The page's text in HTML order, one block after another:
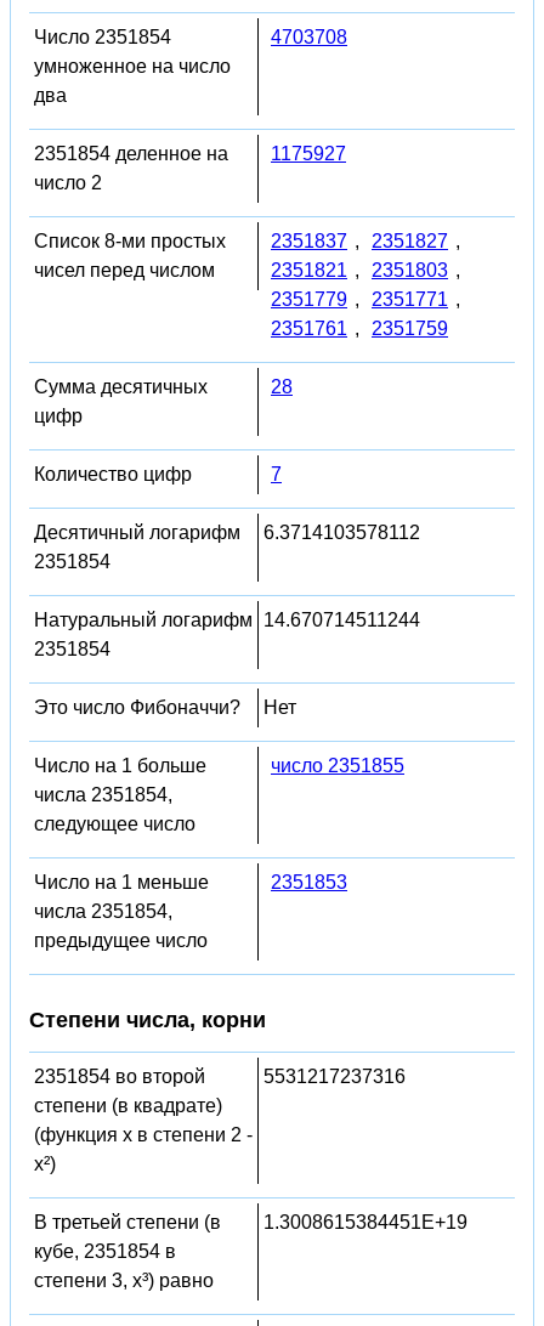
Число 2351854
умноженное на число
два
4703708
2351854 деленное на
число 2
1175927
Список 8-ми простых
чисел перед числом
2351837 , 2351827 ,
2351821 , 2351803 ,
2351779 , 2351771 ,
2351761 , 2351759
Сумма десятичных
цифр
28
Количество цифр 7
Десятичный логарифм
2351854
6.3714103578112
Натуральный логарифм
2351854
14.670714511244
Это число Фибоначчи? Нет
Число на 1 больше
числа 2351854,
следующее число
число 2351855
Число на 1 меньше
числа 2351854,
предыдущее число
2351853
Степени числа, корни
2351854 во второй
степени (в квадрате)
(функция x в степени 2 -
x²)
5531217237316
В третьей степени (в
кубе, 2351854 в
степени 3, x³) равно
1.3008615384451E+19